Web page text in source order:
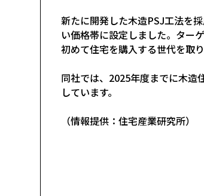
新たに開発した木造PSJ工法を
い価格帯に設定しました。ター
初めて住宅を購入する世代を取
同社では、2025年度までに木造
しています。
（情報提供：住宅産業研究所）